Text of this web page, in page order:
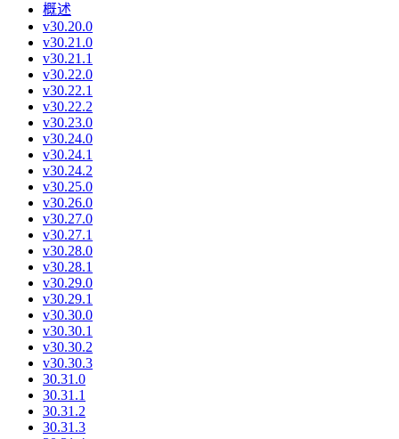
概述
v30.20.0
v30.21.0
v30.21.1
v30.22.0
v30.22.1
v30.22.2
v30.23.0
v30.24.0
v30.24.1
v30.24.2
v30.25.0
v30.26.0
v30.27.0
v30.27.1
v30.28.0
v30.28.1
v30.29.0
v30.29.1
v30.30.0
v30.30.1
v30.30.2
v30.30.3
30.31.0
30.31.1
30.31.2
30.31.3